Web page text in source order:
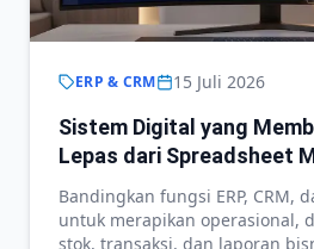
ERP & CRM 15 Juli 2026
Sistem Digital yang
Lepas dari Spreadsheet
Bandingkan fungsi ERP, CRM,
untuk merapikan operasional,
stok, transaksi, dan laporan